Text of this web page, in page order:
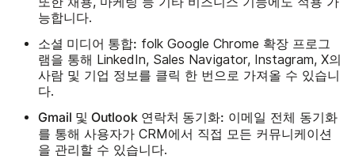
능합니다.
소셜 미디어 통합: folk Google Chrome 확장 프로그
램을 통해 LinkedIn, Sales Navigator, Instagram, X의
사람 및 기업 정보를 클릭 한 번으로 가져올 수 있습니
다.
Gmail 및 Outlook 연락처 동기화: 이메일 전체 동기화
를 통해 사용자가 CRM에서 직접 모든 커뮤니케이션
을 관리할 수 있습니다.